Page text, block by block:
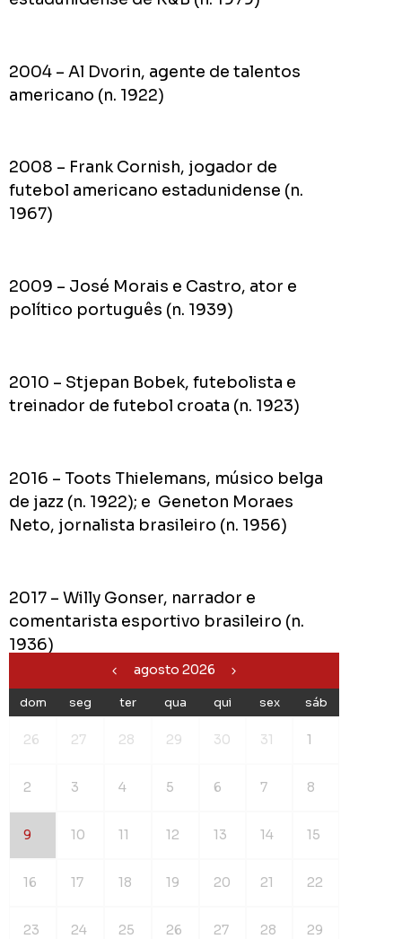
2004 – Al Dvorin, agente de talentos
americano (n. 1922)
2008 – Frank Cornish, jogador de
futebol americano estadunidense (n.
1967)
2009 – José Morais e Castro, ator e
político português (n. 1939)
2010 – Stjepan Bobek, futebolista e
treinador de futebol croata (n. 1923)
2016 – Toots Thielemans, músico belga
de jazz (n. 1922); e Geneton Moraes
Neto, jornalista brasileiro (n. 1956)
2017 – Willy Gonser, narrador e
comentarista esportivo brasileiro (n.
1936)
agosto 2026
dom seg ter qua qui sex sáb
26 27 28 29 30 31 1
2 3 4 5 6 7 8
9 10 11 12 13 14 15
16 17 18 19 20 21 22
23 24 25 26 27 28 29